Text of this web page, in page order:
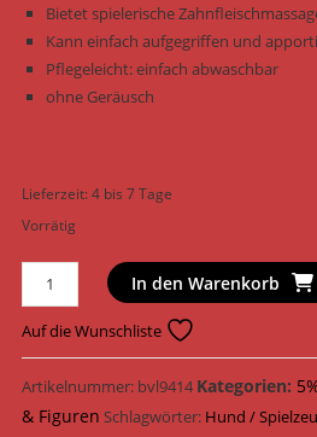
Bietet spielerische
Kann einfach aufgegriffen und
Pflegeleicht: einfach abwaschbar
ohne Geräusch
Lieferzeit:4 bis 7 Tage
Vorrätig
Hundespielzeug
Tooth
Cleaner
18
cm
In den Warenkorb
Auf die Wunschliste
Artikelnummer: bvl9414 Kategorien:
& Figuren Schlagwörter: Hund /